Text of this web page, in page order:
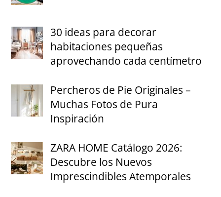
30 ideas para decorar
habitaciones pequeñas
aprovechando cada centímetro
Percheros de Pie Originales –
Muchas Fotos de Pura
Inspiración
ZARA HOME Catálogo 2026:
Descubre los Nuevos
Imprescindibles Atemporales